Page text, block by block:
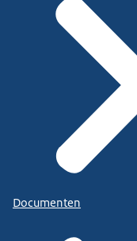
Documenten